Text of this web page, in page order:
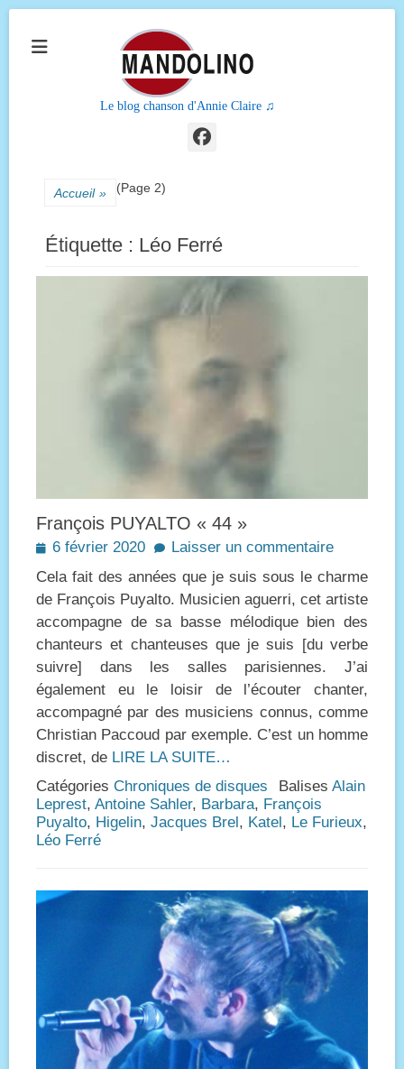
Le blog chanson d'Annie Claire ♫
Facebook
Accueil » (Page 2)
Étiquette : Léo Ferré
François PUYALTO « 44 »
Posted
6 février 2020
Laisser un commentaire
Cela fait des années que je suis sous le charme
de François Puyalto. Musicien aguerri, cet artiste
accompagne de sa basse mélodique bien des
chanteurs et chanteuses que je suis [du verbe
suivre] dans les salles parisiennes. J’ai
également eu le loisir de l’écouter chanter,
accompagné par des musiciens connus, comme
Christian Paccoud par exemple. C’est un homme
discret, de LIRE LA SUITE…
Catégories Chroniques de disques Balises Alain
Leprest, Antoine Sahler, Barbara, François
Puyalto, Higelin, Jacques Brel, Katel, Le Furieux,
Léo Ferré